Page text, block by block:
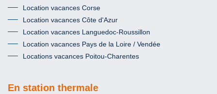
Location vacances Corse
Location vacances Côte d'Azur
Location vacances Languedoc-Roussillon
Location vacances Pays de la Loire / Vendée
Locations vacances Poitou-Charentes
En station thermale